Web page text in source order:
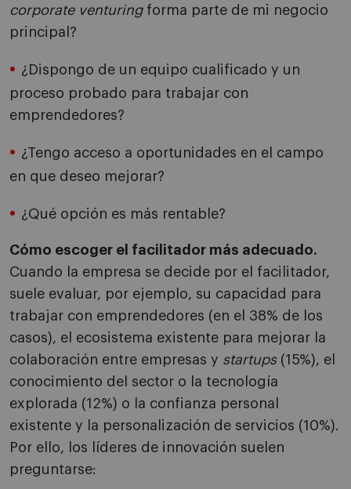
corporate venturingforma parte de mi negocio
principal?
¿Dispongo de un equipo cualificado y un
proceso probado para trabajar con
emprendedores?
¿Tengo acceso a oportunidades en el campo
en que deseo mejorar?
¿Qué opción es más rentable?
Cómo escoger el facilitador más adecuado.
Cuando la empresa se decide por el facilitador,
suele evaluar, por ejemplo, su capacidad para
trabajar con emprendedores (en el 38% de los
casos), el ecosistema existente para mejorar la
colaboración entre empresas y startups(15%), el
conocimiento del sector o la tecnología
explorada (12%) o la confianza personal
existente y la personalización de servicios (10%).
Por ello, los líderes de innovación suelen
preguntarse: